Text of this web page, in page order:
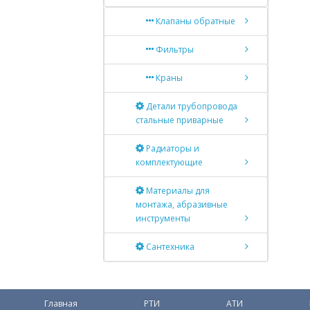
Клапаны обратные
Фильтры
Краны
Детали трубопровода
стальные приварные
Радиаторы и
комплектующие
Материалы для
монтажа, абразивные
инструменты
Сантехника
Главная РТИ АТИ